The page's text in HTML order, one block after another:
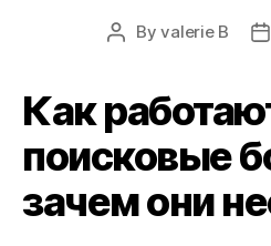
PostByvalerie B
Как
поисковые
зачем они